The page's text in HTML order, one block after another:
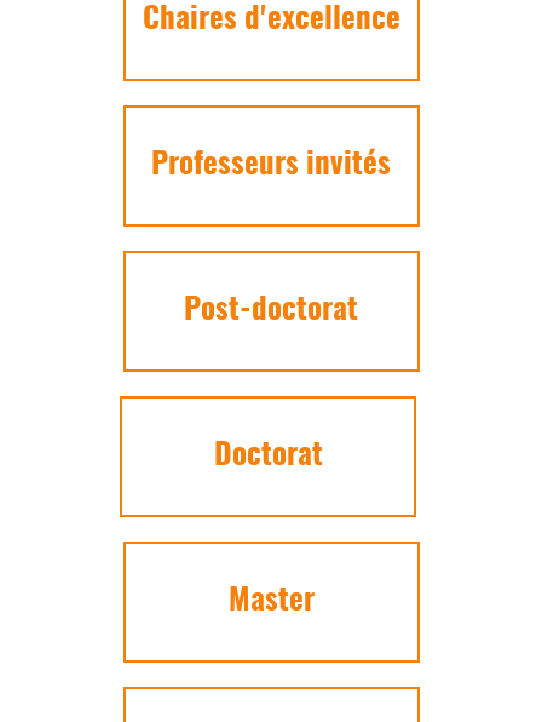
Chaires d'excellence
Professeurs invités
Post-doctorat
Doctorat
Master